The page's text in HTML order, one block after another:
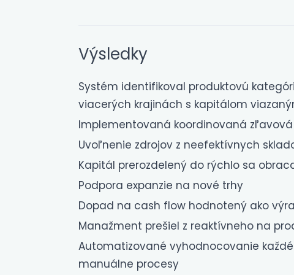
Výsledky
Systém identifikoval produktovú
viacerých krajinách s kapitálom
Implementovaná koordinovaná
Uvoľnenie zdrojov z neefektívnych
Kapitál prerozdelený do rýchlo sa
Podpora expanzie na nové trhy
Dopad na cash flow hodnotený ako
Manažment prešiel z reaktívneho na
Automatizované vyhodnocovanie
manuálne procesy